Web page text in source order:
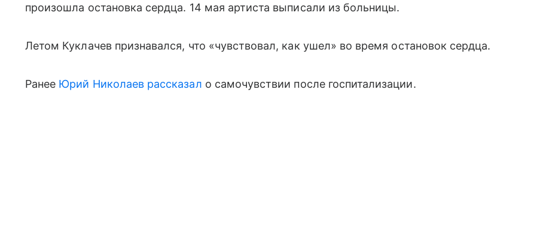
произошла остановка сердца. 14 мая артиста выписали из больницы.
Летом Куклачев признавался, что «чувствовал, как ушел» во время остановок сердца.
Ранее Юрий Николаев рассказал о самочувствии после госпитализации.